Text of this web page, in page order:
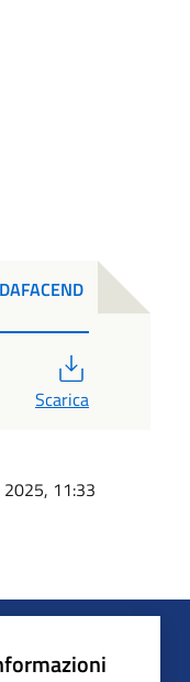
Scarica
2025, 11:33